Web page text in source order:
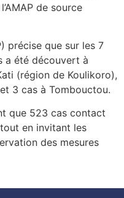
de source
précise que sur les 7
a été découvert à
(région de Koulikoro),
3 cas à Tombouctou.
que 523 cas contact
en invitant les
des mesures